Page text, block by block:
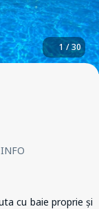
1 / 30
cu baie proprie și